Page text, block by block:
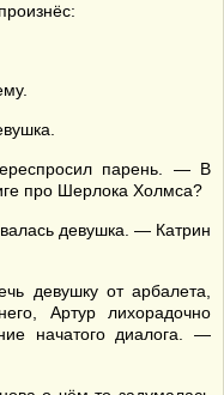
парень. — В
про Шерлока Холмса?
девушка. — Катрин
девушку от арбалета,
Артур лихорадочно
начатого диалога. —